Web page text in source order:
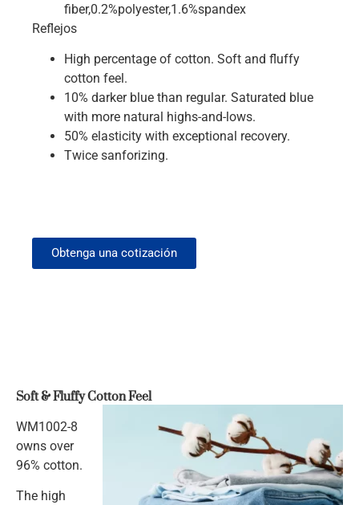
fiber,0.2%polyester,1.6%spandex
Reflejos
High percentage of cotton. Soft and fluffy
cotton feel.
10% darker blue than regular. Saturated blue
with more natural highs-and-lows.
50% elasticity with exceptional recovery.
Twice sanforizing.
Obtenga una cotización
Soft & Fluffy Cotton Feel
WM1002-8
owns over
96% cotton.
The high